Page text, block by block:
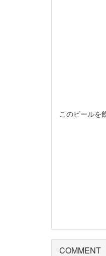
このビールを
COMMENT